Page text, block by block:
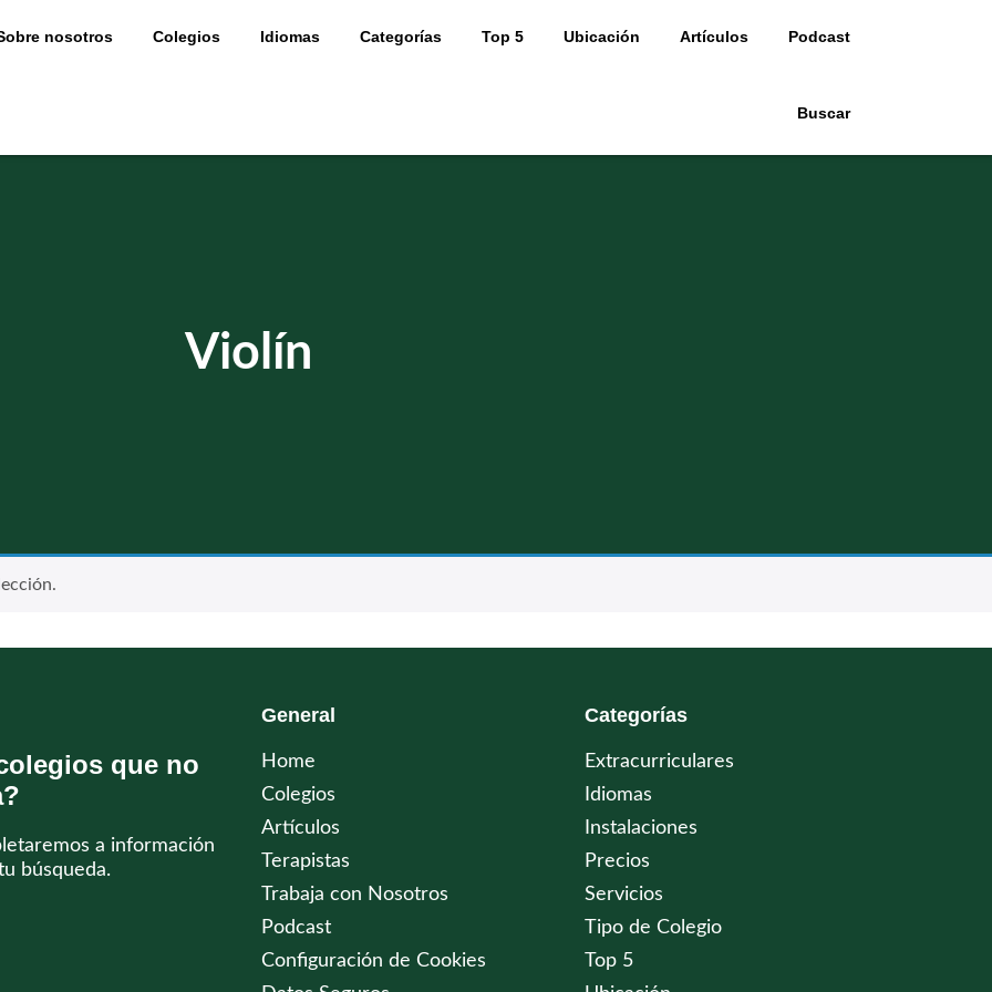
nosotros Colegios Idiomas Categorías Top 5 Ubicación Artículos Podcast
Buscar
Violín
que no
a información
búsqueda.
General
Home
Colegios
Artículos
Terapistas
Trabaja con Nosotros
Podcast
Configuración de Cookies
Categorías
Extracurriculares
Idiomas
Instalaciones
Precios
Servicios
Tipo de Colegio
Top 5